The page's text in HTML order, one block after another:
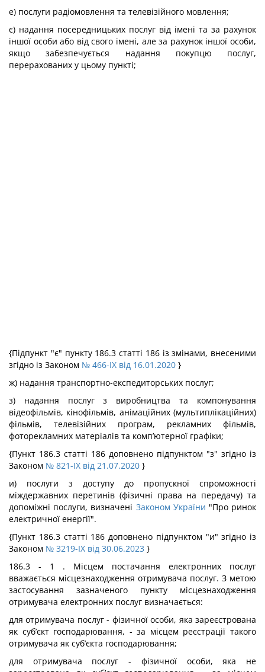
е) послуги радіомовлення та телевізійного мовлення;
є) надання посередницьких послуг від імені та за рахунок
іншої особи або від свого імені, але за рахунок іншої особи,
якщо забезпечується надання покупцю послуг,
перерахованих у цьому пункті;
{Підпункт "є" пункту 186.3 статті 186 із змінами, внесеними
згідно із Законом № 466-IX від 16.01.2020 }
ж) надання транспортно-експедиторських послуг;
з) надання послуг з виробництва та компонування
відеофільмів, кінофільмів, анімаційних (мультиплікаційних)
фільмів, телевізійних програм, рекламних фільмів,
фоторекламних матеріалів та комп’ютерної графіки;
{Пункт 186.3 статті 186 доповнено підпунктом "з" згідно із
Законом № 821-IX від 21.07.2020 }
и) послуги з доступу до пропускної спроможності
міждержавних перетинів (фізичні права на передачу) та
допоміжні послуги, визначені Законом України "Про ринок
електричної енергії".
{Пункт 186.3 статті 186 доповнено підпунктом "и" згідно із
Законом № 3219-IX від 30.06.2023 }
186.3 - 1 . Місцем постачання електронних послуг
вважається місцезнаходження отримувача послуг. З метою
застосування зазначеного пункту місцезнаходження
отримувача електронних послуг визначається:
для отримувача послуг - фізичної особи, яка зареєстрована
як суб’єкт господарювання, - за місцем реєстрації такого
отримувача як суб’єкта господарювання;
для отримувача послуг - фізичної особи, яка не